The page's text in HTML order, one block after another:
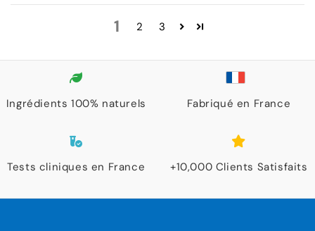
1 2 3
Ingrédients 100% naturels Fabriqué en France
Tests cliniques en France +10,000 Clients Satisfaits